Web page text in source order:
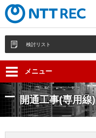
検討リスト
メニュー
開通工事(専用線)